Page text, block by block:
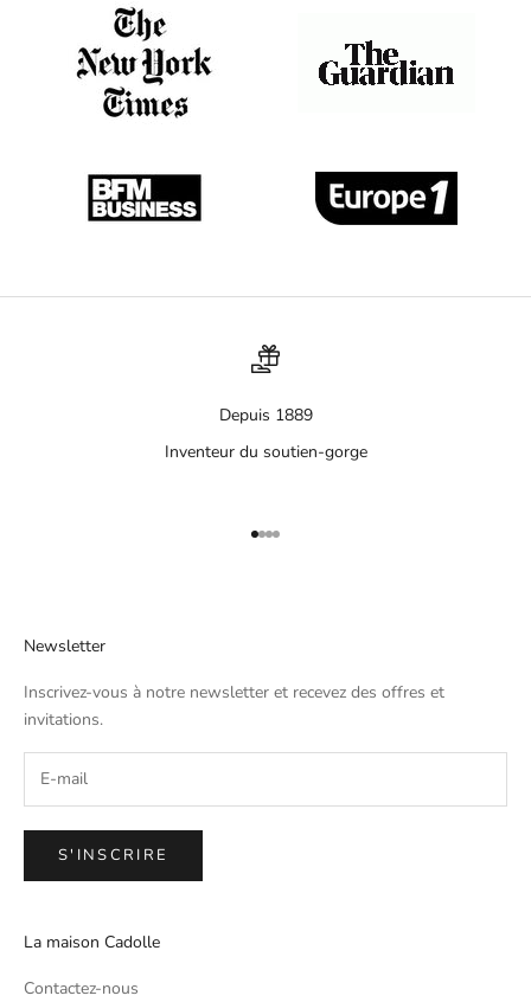
Depuis 1889
Inventeur du soutien-gorge
Aller à l'élément 1
Aller à l'élément 2
Aller à l'élément 3
Aller à l'élément 4
Newsletter
Inscrivez-vous à notre newsletter et recevez des offres et
invitations.
S'INSCRIRE
La maison Cadolle
Contactez-nous